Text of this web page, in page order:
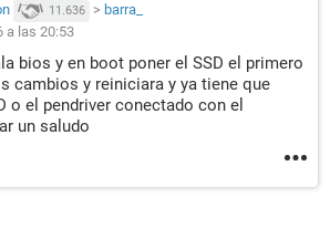
11.636 > barra_
a las 20:53
bios y en boot poner el SSD el primero
cambios y reiniciara y ya tiene que
o el pendriver conectado con el
un saludo